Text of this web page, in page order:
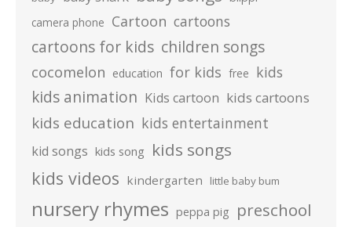
camera phone Cartoon cartoons
cartoons for kids children songs
cocomelon education for kids free kids
kids animation Kids cartoon kids cartoons
kids education kids entertainment
kid songs kids song kids songs
kids videos kindergarten little baby bum
nursery rhymes peppa pig preschool